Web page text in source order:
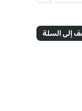
إلى السلة